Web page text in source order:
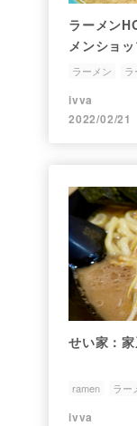
ラーメン
メンショ
ラーメン
ivva
2022/02/21
せい家：
ramen ラー
ivva